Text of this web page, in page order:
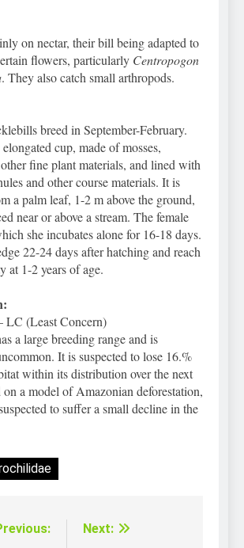
on nectar, their bill being adapted to
flowers, particularly Centropogon
. They also catch small arthropods.
breed in September-February.
cup, made of mosses,
fine plant materials, and lined with
and other course materials. It is
a palm leaf, 1-2 m above the ground,
near or above a stream. The female
she incubates alone for 16-18 days.
22-24 days after hatching and reach
at 1-2 years of age.
LC (Least Concern)
a large breeding range and is
It is suspected to lose 16.%
within its distribution over the next
on a model of Amazonian deforestation,
to suffer a small decline in the
Next: